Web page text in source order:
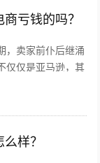
亏钱的吗？
，卖家前仆后继涌
仅仅是亚马逊，其
也是如此。 前几
样？